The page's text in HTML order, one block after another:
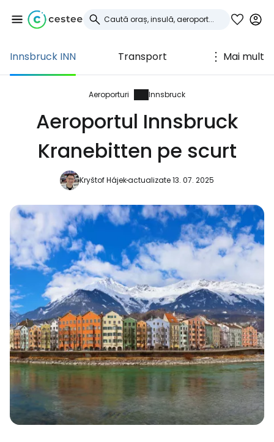
Innsbruck INN Transport Mai mult
Aeroporturi Innsbruck
Aeroportul Innsbruck
Kranebitten pe scurt
Kryštof Hájekactualizate 13. 07. 2025
Conectați-vă la
Cestee
... comunitatea mondială a călătorilor
Continuați cu Google
Continuați cu Facebook
Continuați cu e-mailul